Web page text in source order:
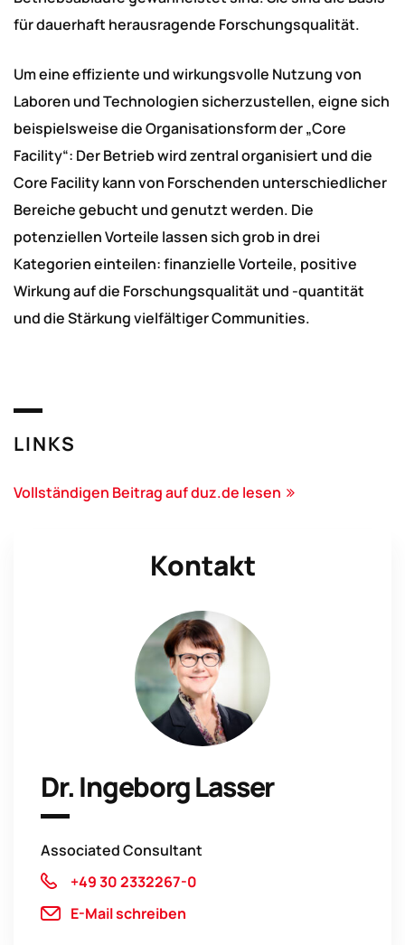
für dauerhaft herausragende Forschungsqualität.
Um eine effiziente und wirkungsvolle Nutzung von
Laboren und Technologien sicherzustellen, eigne sich
beispielsweise die Organisationsform der „Core
Facility“: Der Betrieb wird zentral organisiert und die
Core Facility kann von Forschenden unterschiedlicher
Bereiche gebucht und genutzt werden. Die
potenziellen Vorteile lassen sich grob in drei
Kategorien einteilen: finanzielle Vorteile, positive
Wirkung auf die Forschungsqualität und -quantität
und die Stärkung vielfältiger Communities.
LINKS
Vollständigen Beitrag auf duz.de lesen
Kontakt
Dr. Ingeborg Lasser
Associated Consultant
+49 30 2332267-0
E-Mail schreiben